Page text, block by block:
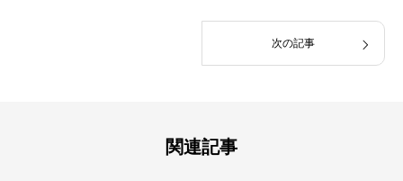
次の記事
関連記事